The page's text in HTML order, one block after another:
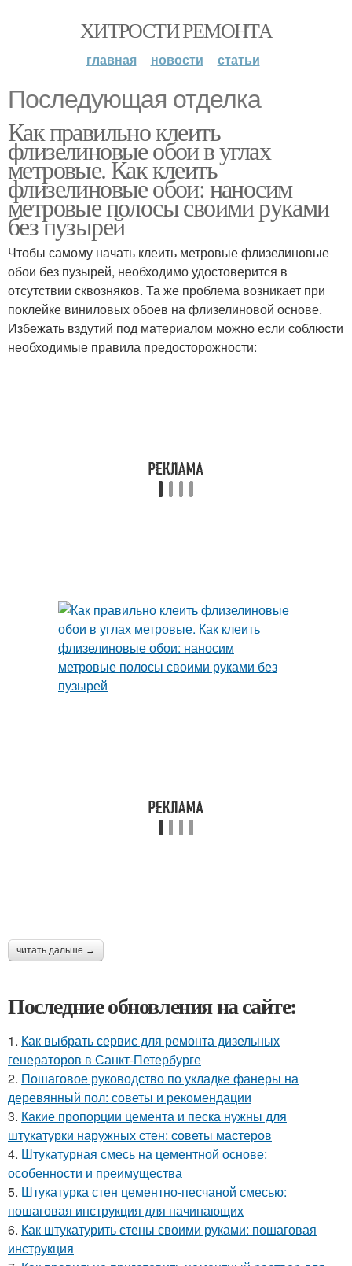
ХИТРОСТИ РЕМОНТА
главная новости статьи
Последующая отделка
Как правильно клеить
флизелиновые обои в углах
метровые. Как клеить
флизелиновые обои: наносим
метровые полосы своими руками
без пузырей
Чтобы самому начать клеить метровые флизелиновые
обои без пузырей, необходимо удостоверится в
отсутствии сквозняков. Та же проблема возникает при
поклейке виниловых обоев на флизелиновой основе.
Избежать вздутий под материалом можно если соблюсти
необходимые правила предосторожности:
читать дальше →
Последние обновления на сайте:
1. Как выбрать сервис для ремонта дизельных
генераторов в Санкт-Петербурге
2. Пошаговое руководство по укладке фанеры на
деревянный пол: советы и рекомендации
3. Какие пропорции цемента и песка нужны для
штукатурки наружных стен: советы мастеров
4. Штукатурная смесь на цементной основе:
особенности и преимущества
5. Штукатурка стен цементно-песчаной смесью:
пошаговая инструкция для начинающих
6. Как штукатурить стены своими руками: пошаговая
инструкция